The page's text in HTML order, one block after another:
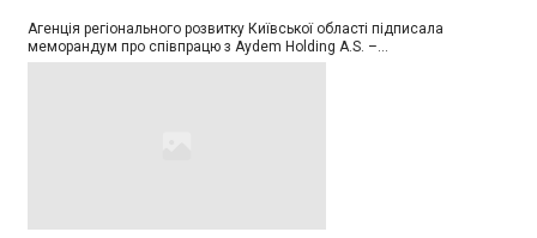
Агенція регіонального розвитку Київської області підписала
меморандум про співпрацю з Aydem Holding A.S. –…